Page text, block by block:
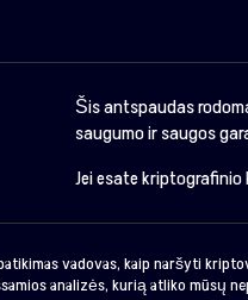
Šis antspaudas
saugumo ir saugos
Jei esate
vadovas, kaip naršyti
analizės, kurią atliko mūsų